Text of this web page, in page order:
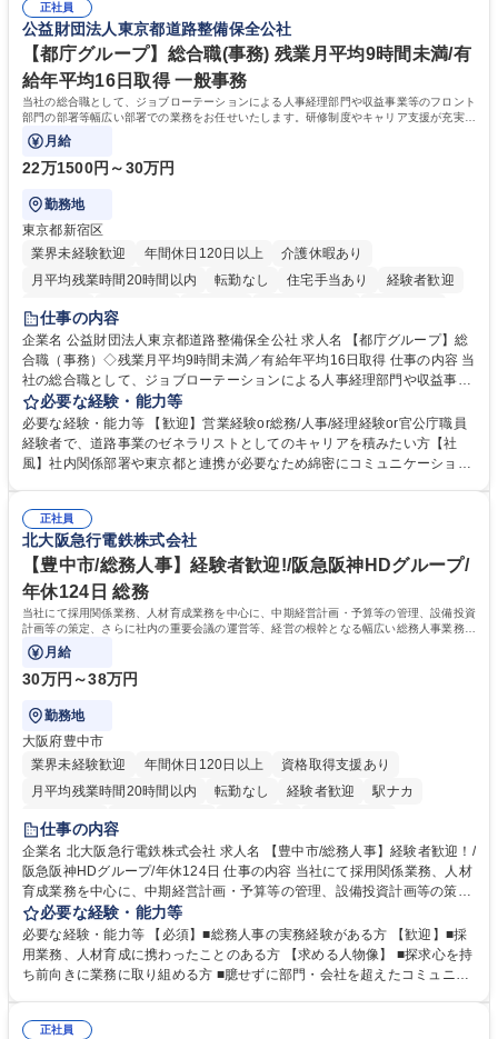
表するインフラ企業 #ポテンシャル採用
72.html ■エネルギーセキュリティの不安定化や気候変動による自然災害の
甚大化など、これまで以上に社会課題解決の重要性が高まっています。
「未来の日常」の創造に向けて持続可能な社会の実現に貢献してまいりま
す。 学歴・資格 学歴：大学院 大学 語学力： 資格：
正社員
公益財団法人東京都道路整備保全公社
【都庁グループ】総合職(事務) 残業月平均9時間未満/有
給年平均16日取得 一般事務
当社の総合職として、ジョブローテーションによる人事経理部門や収益事業等のフロント
部門の部署等幅広い部署での業務をお任せいたします。研修制度やキャリア支援が充実し
ております！ ※下記業務詳細
月給
22万1500円～30万円
勤務地
東京都新宿区
業界未経験歓迎
年間休日120日以上
介護休暇あり
月平均残業時間20時間以内
転勤なし 住宅手当あり
経験者歓迎
研修あり
退職金あり
駅近5分以内
資格取得手当あり 食事補助あり
仕事の内容
企業名 公益財団法人東京都道路整備保全公社 求人名 【都庁グループ】総
合職（事務）◇残業月平均9時間未満／有給年平均16日取得 仕事の内容 当
社の総合職として、ジョブローテーションによる人事経理部門や収益事業
等のフロント部門の部署等幅広い部署での業務をお任せいたします。研修
制度やキャリア支援が充実しております！ ※下記業務詳細 【業務詳細】■
管理部門：広報、人事、経理など当公社の運営に係る管理業務 ■収益部
門：駐車場の新規開拓、管理運営、新宿駅西口広場の「イベントコーナ
道路施設や道路工事現場の見学ツアー事業 ※入社後は上記いずれかの部門
へ配属。※業務内容変更の範囲：会社の定める業務 募集職種 【都庁グル
ープ】総合職（事務）◇残業月平均9時間未満／有給年平均16日取得
必要な経験・能力等
必要な経験・能力等 【歓迎】営業経験or総務/人事/経理経験or官公庁職員
経験者で、道路事業のゼネラリストとしてのキャリアを積みたい方【社
風】社内関係部署や東京都と連携が必要なため綿密にコミュニケーション
部門など多岐に渡る業務を経験できます。 ■様々なプロジェクト：駐車場
事業の他、新宿駅西口広場内に設置された照明を兼ねた広告「ブライトサ
イン」の管理運営を行うなど、事業収益を生み出す活動を積極的に行って
います。 学歴・資格 学歴：大学院 大学 高専 短大 専修学校 高校 語学力：
資格：
正社員
北大阪急行電鉄株式会社
【豊中市/総務人事】経験者歓迎!/阪急阪神HDグループ/
年休124日 総務
当社にて採用関係業務、人材育成業務を中心に、中期経営計画・予算等の管理、設備投資
計画等の策定、さらに社内の重要会議の運営等、経営の根幹となる幅広い総務人事業務全
般を担当していただきます。
月給
30万円～38万円
勤務地
大阪府豊中市
業界未経験歓迎
年間休日120日以上
資格取得支援あり
月平均残業時間20時間以内
転勤なし 経験者歓迎
駅ナカ
退職金あり
土日祝休み
服装自由 昼食補助あり 食事補助あり
仕事の内容
企業名 北大阪急行電鉄株式会社 求人名 【豊中市/総務人事】経験者歓迎！/
阪急阪神HDグループ/年休124日 仕事の内容 当社にて採用関係業務、人材
育成業務を中心に、中期経営計画・予算等の管理、設備投資計画等の策
定、さらに社内の重要会議の運営等、経営の根幹となる幅広い総務人事業
務全般を担当していただきます。 【主な業務内容】 ■採用関係業務および
人材育成(社員研修)業務の推進 ■中期経営計画および予算等の管理 ■設備
投資計画等の策定 ■社内の重要会議の運営 ■その他総務人事業務全般 【入
務人事】経験者歓迎！/阪急阪神HDグループ/年休124日
必要な経験・能力等
必要な経験・能力等 【必須】■総務人事の実務経験がある方 【歓迎】■採
用業務、人材育成に携わったことのある方 【求める人物像】 ■探求心を持
ち前向きに業務に取り組める方 ■臆せずに部門・会社を超えたコミュニケ
囲のメンバーと協調しつつ主体性を持って能動的に業務を推進できる方 学
正社員